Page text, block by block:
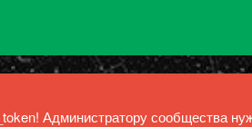
Администратору сообщества